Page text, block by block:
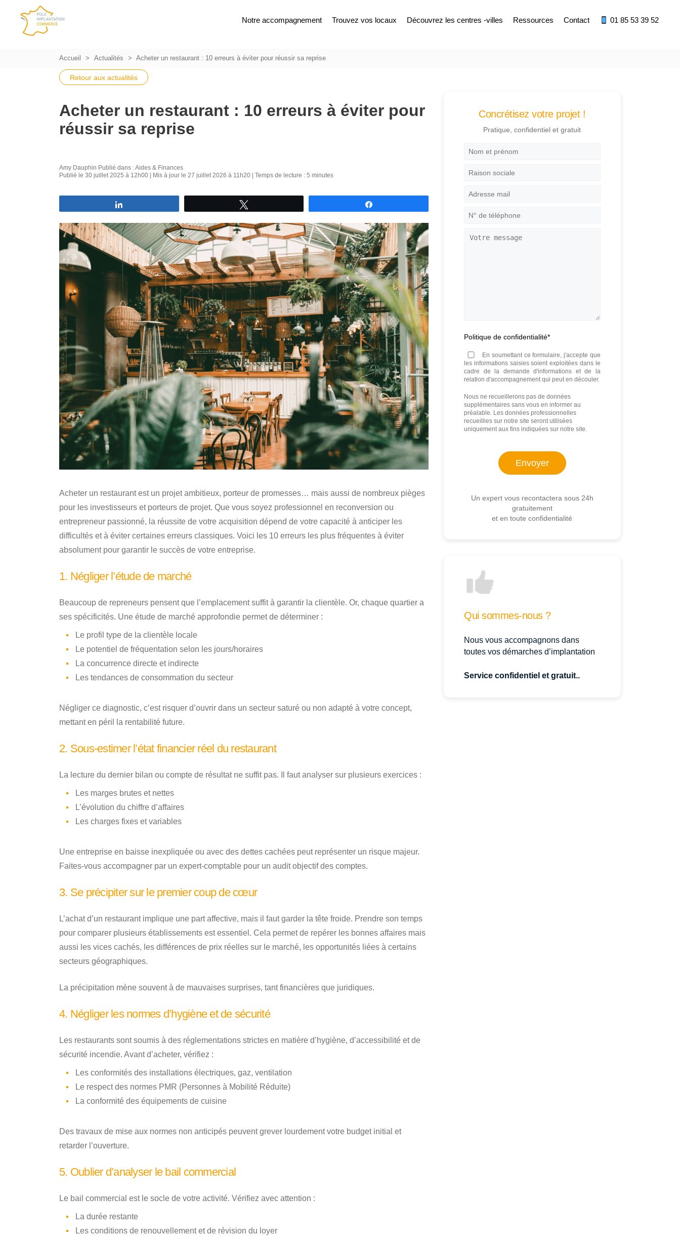
Notre accompagnement Trouvez vos locaux Découvrez les centres -villes Ressources Contact 01 85 53 39 52
Accueil Actualités Acheter un restaurant : 10 erreurs à éviter pour réussir sa reprise
Retour aux actualités
Acheter un restaurant : 10 erreurs à éviter pour
réussir sa reprise
Amy Dauphin Publié dans :Aides & Finances
Publié le 30 juillet 2025 à 12h00 | Mis à jour le 27 juillet 2026 à 11h20 | Temps de lecture : 5 minutes
Acheter un restaurant est un projet ambitieux, porteur de promesses… mais aussi de nombreux pièges
pour les investisseurs et porteurs de projet. Que vous soyez professionnel en reconversion ou
entrepreneur passionné, la réussite de votre acquisition dépend de votre capacité à anticiper les
difficultés et à éviter certaines erreurs classiques. Voici les 10 erreurs les plus fréquentes à éviter
absolument pour garantir le succès de votre entreprise.
1. Négliger l’étude de marché
Beaucoup de repreneurs pensent que l’emplacement suffit à garantir la clientèle. Or, chaque quartier a
ses spécificités. Une étude de marché approfondie permet de déterminer :
Le profil type de la clientèle locale
Le potentiel de fréquentation selon les jours/horaires
La concurrence directe et indirecte
Les tendances de consommation du secteur
Négliger ce diagnostic, c’est risquer d’ouvrir dans un secteur saturé ou non adapté à votre concept,
mettant en péril la rentabilité future.
2. Sous-estimer l’état financier réel du restaurant
La lecture du dernier bilan ou compte de résultat ne suffit pas. Il faut analyser sur plusieurs exercices :
Les marges brutes et nettes
L’évolution du chiffre d’affaires
Les charges fixes et variables
Une entreprise en baisse inexpliquée ou avec des dettes cachées peut représenter un risque majeur.
Faites-vous accompagner par un expert-comptable pour un audit objectif des comptes.
3. Se précipiter sur le premier coup de cœur
L’achat d’un restaurant implique une part affective, mais il faut garder la tête froide. Prendre son temps
pour comparer plusieurs établissements est essentiel. Cela permet de repérer les bonnes affaires mais
aussi les vices cachés, les différences de prix réelles sur le marché, les opportunités liées à certains
secteurs géographiques.
La précipitation mène souvent à de mauvaises surprises, tant financières que juridiques.
4. Négliger les normes d’hygiène et de sécurité
Les restaurants sont soumis à des réglementations strictes en matière d’hygiène, d’accessibilité et de
sécurité incendie. Avant d’acheter, vérifiez :
Les conformités des installations électriques, gaz, ventilation
Le respect des normes PMR (Personnes à Mobilité Réduite)
La conformité des équipements de cuisine
Des travaux de mise aux normes non anticipés peuvent grever lourdement votre budget initial et
retarder l’ouverture.
5. Oublier d’analyser le bail commercial
Le bail commercial est le socle de votre activité. Vérifiez avec attention :
La durée restante
Les conditions de renouvellement et de révision du loyer
Concrétisez votre projet !
Pratique, confidentiel et gratuit
Nom
prénom*
Raison
Adresse
N°
téléphone*
Votre
Politique de confidentialité*
En soumettant ce formulaire, j'accepte que
les informations saisies soient exploitées dans le
cadre de la demande d'informations et de la
relation d'accompagnement qui peut en découler.
Nous ne recueillerons pas de données
supplémentaires sans vous en informer au
préalable. Les données professionnelles
recueillies sur notre site seront utilisées
uniquement aux fins indiquées sur notre site.
Un expert vous recontactera sous 24h
gratuitement
et en toute confidentialité
Qui sommes-nous ?
Nous vous accompagnons dans
toutes vos démarches d’implantation
Service confidentiel et gratuit..